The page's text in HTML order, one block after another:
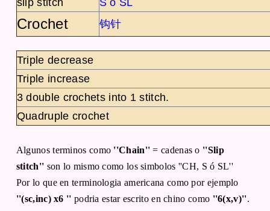
slip stitch
S ò SL
Crochet 钩针
Triple decrease
Triple increase
3 double crochets into 1 stitch.
Quadruple crochet
Algunos terminos como ''Chain''= cadenas o ''Slip
stitch'' son lo mismo como los simbolos ''CH, S ó SL''
Por lo que en terminologia americana como por ejemplo
''(sc,inc) x6 '' podria estar escrito en chino como ''6(x,v)''.